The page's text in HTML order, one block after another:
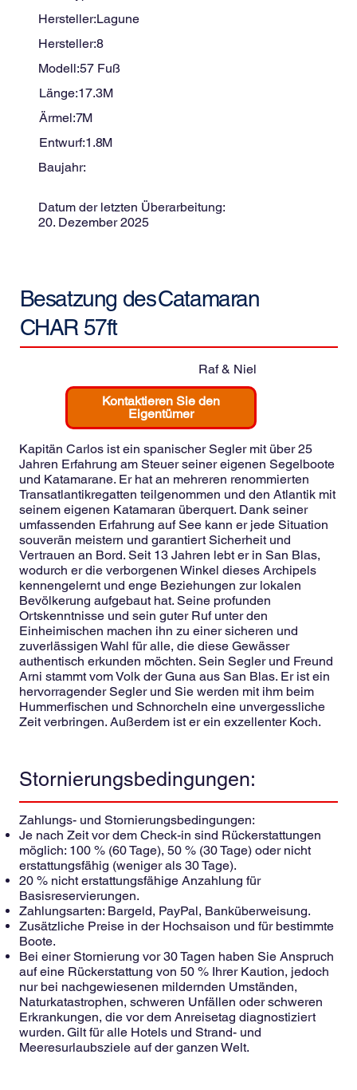
Hersteller:Lagune
Hersteller:8
Modell:57 Fuß
Länge:17.3M
Ärmel:7M
Entwurf:1.8M
Baujahr:
Datum der letzten Überarbeitung:
20. Dezember 2025
Besatzung desCatamaran
CHAR 57ft
Raf & Niel
Kontaktieren Sie den
Eigentümer
Kapitän Carlos ist ein spanischer Segler mit über 25
Jahren Erfahrung am Steuer seiner eigenen Segelboote
und Katamarane. Er hat an mehreren renommierten
Transatlantikregatten teilgenommen und den Atlantik mit
seinem eigenen Katamaran überquert. Dank seiner
umfassenden Erfahrung auf See kann er jede Situation
souverän meistern und garantiert Sicherheit und
Vertrauen an Bord. Seit 13 Jahren lebt er in San Blas,
wodurch er die verborgenen Winkel dieses Archipels
kennengelernt und enge Beziehungen zur lokalen
Bevölkerung aufgebaut hat. Seine profunden
Ortskenntnisse und sein guter Ruf unter den
Einheimischen machen ihn zu einer sicheren und
zuverlässigen Wahl für alle, die diese Gewässer
authentisch erkunden möchten. Sein Segler und Freund
Arni stammt vom Volk der Guna aus San Blas. Er ist ein
hervorragender Segler und Sie werden mit ihm beim
Hummerfischen und Schnorcheln eine unvergessliche
Zeit verbringen. Außerdem ist er ein exzellenter Koch.
Stornierungsbedingungen:
Zahlungs- und Stornierungsbedingungen:
Je nach Zeit vor dem Check-in sind Rückerstattungen
möglich: 100 % (60 Tage), 50 % (30 Tage) oder nicht
erstattungsfähig (weniger als 30 Tage).
20 % nicht erstattungsfähige Anzahlung für
Basisreservierungen.
Zahlungsarten: Bargeld, PayPal, Banküberweisung.
Zusätzliche Preise in der Hochsaison und für bestimmte
Boote.
Bei einer Stornierung vor 30 Tagen haben Sie Anspruch
auf eine Rückerstattung von 50 % Ihrer Kaution, jedoch
nur bei nachgewiesenen mildernden Umständen,
Naturkatastrophen, schweren Unfällen oder schweren
Erkrankungen, die vor dem Anreisetag diagnostiziert
wurden. Gilt für alle Hotels und Strand- und
Meeresurlaubsziele auf der ganzen Welt.